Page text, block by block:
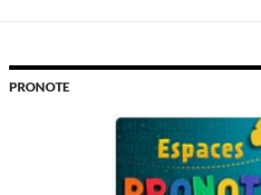
PRONOTE